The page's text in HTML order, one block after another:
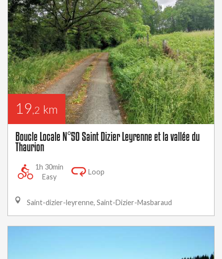
19,2 km
Boucle Locale N°50 Saint Dizier Leyrenne et la vallée du
Thaurion
1h 30min
Easy
Loop
Saint-dizier-leyrenne, Saint-Dizier-Masbaraud